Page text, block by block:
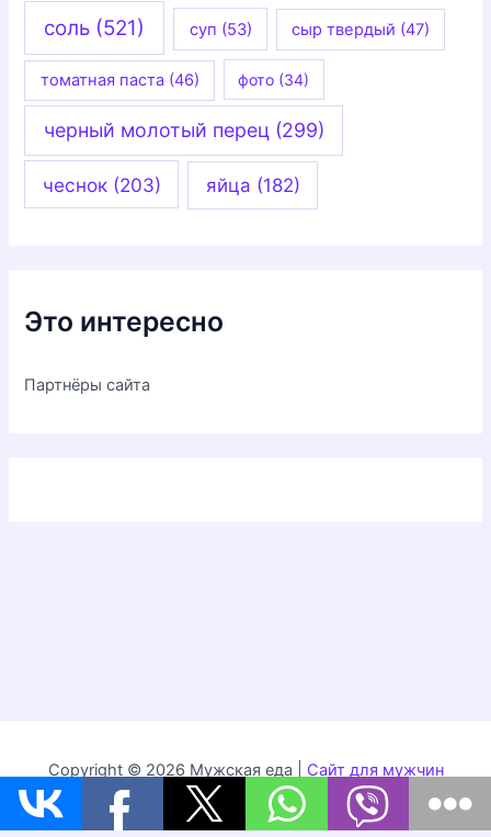
соль (521) суп (53) сыр твердый (47)
томатная паста (46) фото (34)
черный молотый перец(299)
чеснок(203) яйца (182)
Это интересно
Партнёры сайта
Copyright © 2026 Мужская еда | Сайт для мужчин